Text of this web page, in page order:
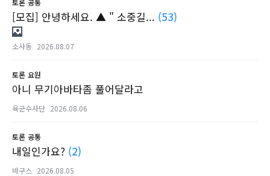
토론 공통
[모집] 안녕하세요. ▲ " 소중길... (53)
소사동 2026.08.07
토론 요원
아니 무기아바타좀 풀어달라고
육군수사단 2026.08.06
토론 공통
내일인가요? (2)
바구스 2026.08.05